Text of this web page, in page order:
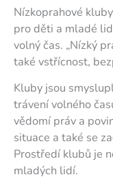
Nízkoprahové
pro děti a mladé
volný čas. „Nízký
také vstřícnost,
Kluby jsou
trávení volného
vědomí práv a
situace a také se
Prostředí klubů je
mladých lidí.